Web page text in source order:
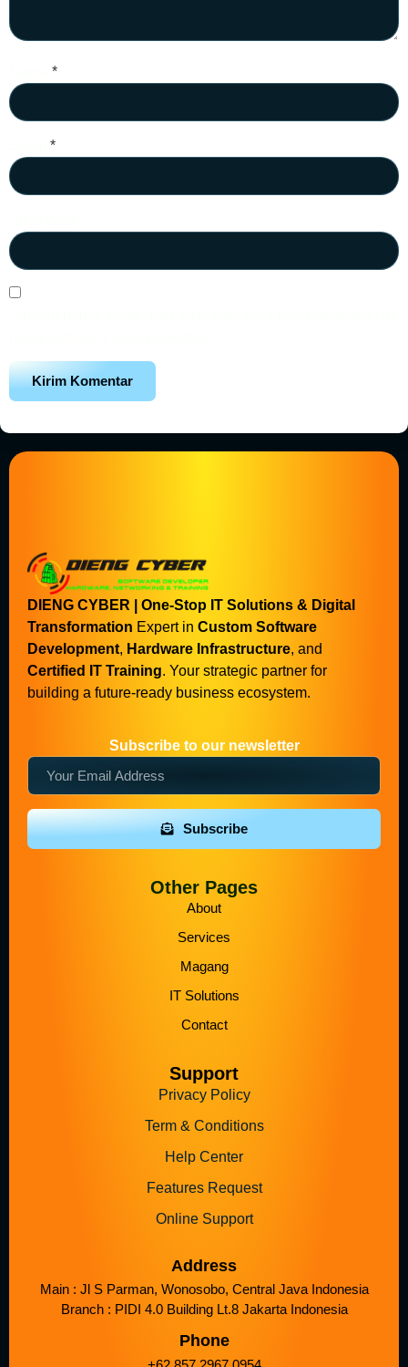
*
*
DIENG CYBER | One-Stop IT Solutions & Digital
Transformation Expert in Custom Software
Development, Hardware Infrastructure, and
Certified IT Training. Your strategic partner for
building a future-ready business ecosystem.
Subscribe to our newsletter
Subscribe
Other Pages
About
Services
Magang
IT Solutions
Contact
Support
Privacy Policy
Term & Conditions
Help Center
Features Request
Online Support
Address
Main : Jl S Parman, Wonosobo, Central Java Indonesia
Branch : PIDI 4.0 Building Lt.8 Jakarta Indonesia
Phone